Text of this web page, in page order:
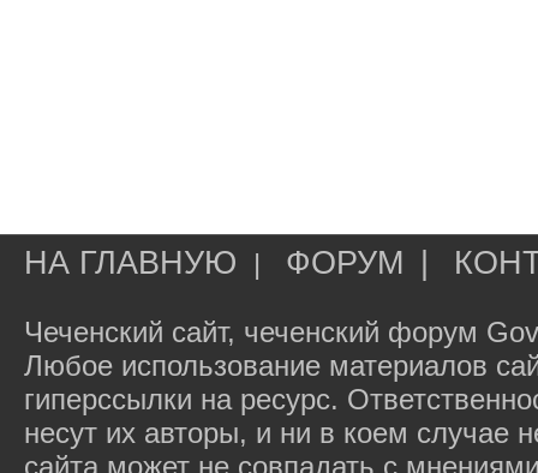
НА ГЛАВНУЮ | ФОРУМ
Чеченский сайт, чеченский форум
Любое использование материалов
гиперссылки на ресурс.
несут их авторы, и ни в коем случае